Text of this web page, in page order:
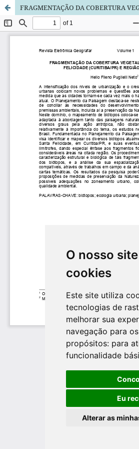
O nosso
cookies
Este site utiliza
tecnologias de
melhorar sua
navegação para
propósitos: para
funcionalidade
Eu
Alterar as